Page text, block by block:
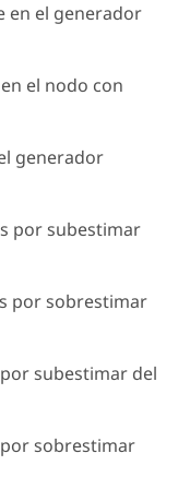
en el generador
el nodo con
generador
por subestimar
por sobrestimar
subestimar del
sobrestimar